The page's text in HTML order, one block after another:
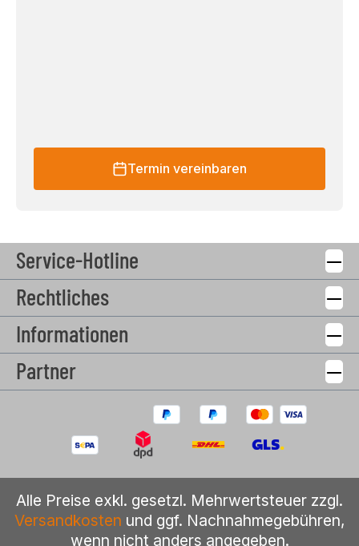
Termin vereinbaren
Service-Hotline
Rechtliches
Informationen
Partner
Alle Preise exkl. gesetzl. Mehrwertsteuer zzgl.
Versandkosten und ggf. Nachnahmegebühren,
wenn nicht anders angegeben.